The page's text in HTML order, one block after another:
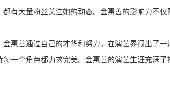
有大量粉丝关注她的动态。金惠善的影响力不仅
惠善通过自己的才华和努力，在演艺界闯出了一
一个角色都力求完美。金惠善的演艺生涯充满了